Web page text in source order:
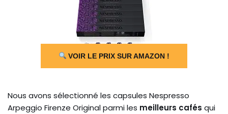
VOIR LE PRIX SUR AMAZON !
Nous avons sélectionné les capsules Nespresso
Arpeggio Firenze Original parmi les meilleurs cafés qui